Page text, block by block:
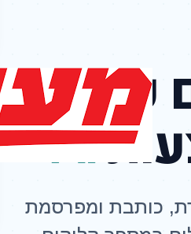
כתבות
AI
כותבת ומפרסמת